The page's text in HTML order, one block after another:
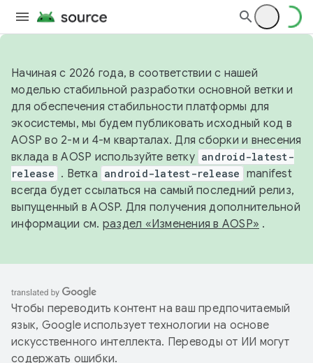
Начиная с 2026 года, в соответствии с нашей
моделью стабильной разработки основной ветки и
для обеспечения стабильности платформы для
экосистемы, мы будем публиковать исходный код в
AOSP во 2-м и 4-м кварталах. Для сборки и внесения
вклада в AOSP используйте ветку android-latest-
release . Ветка android-latest-release manifest
всегда будет ссылаться на самый последний релиз,
выпущенный в AOSP. Для получения дополнительной
информации см. раздел «Изменения в AOSP» .
Чтобы переводить контент на ваш предпочитаемый
язык, Google использует технологии на основе
искусственного интеллекта. Переводы от ИИ могут
содержать ошибки.